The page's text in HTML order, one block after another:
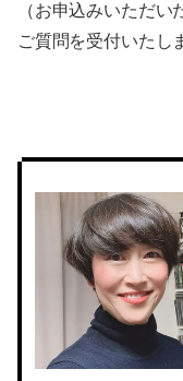
（お申込みいただ
ご質問を受付いたし